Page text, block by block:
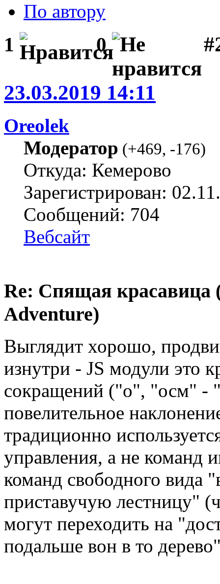
По автору
1 0
23.03.2019 14:11
Oreolek
Модератор (+469, -176)
Откуда: Кемерово
Зарегистрирован:
Сообщений: 704
Вебсайт
Re: Спящая красавица
Adventure)
Выглядит хорошо,
изнутри - JS модули это
сокращений ("о", "осм" -
повелительное
традиционно
управления, а не команд
команд свободного вида
приставучую лестницу"
могут переходить на
подальше вон в то